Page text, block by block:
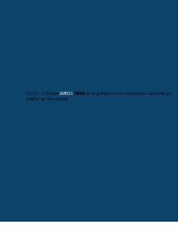
© 2021- 2026por LIVROSVIKINGS . Orgulhosamente criado pela Livros Vikings.
Política de Privacidade